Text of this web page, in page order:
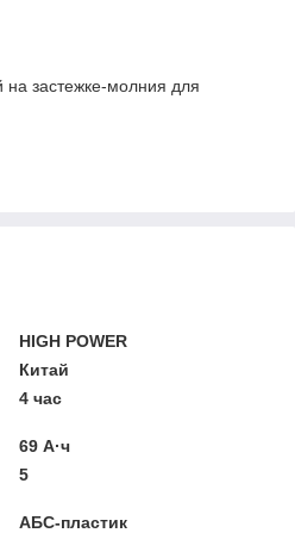
на застежке-молния для
HIGH POWER
Китай
4 час
69 А·ч
5
АБС-пластик